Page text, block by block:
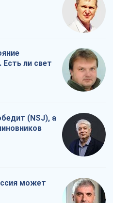
Есть ли свет
(NSJ), а
может